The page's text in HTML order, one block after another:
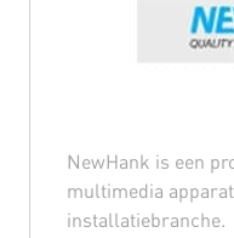
NewHank is een
multimedia
installatiebranche.